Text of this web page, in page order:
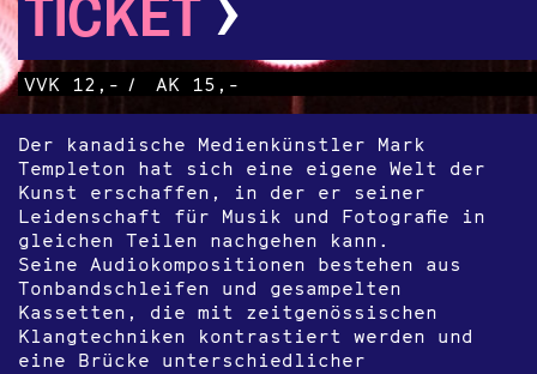
TICKET
VVK 12,- / AK 15,-
Der kanadische Medienkünstler Mark
Templeton hat sich eine eigene Welt der
Kunst erschaffen, in der er seiner
Leidenschaft für Musik und Fotografie in
gleichen Teilen nachgehen kann.
Seine Audiokompositionen bestehen aus
Tonbandschleifen und gesampelten
Kassetten, die mit zeitgenössischen
Klangtechniken kontrastiert werden und
eine Brücke unterschiedlicher